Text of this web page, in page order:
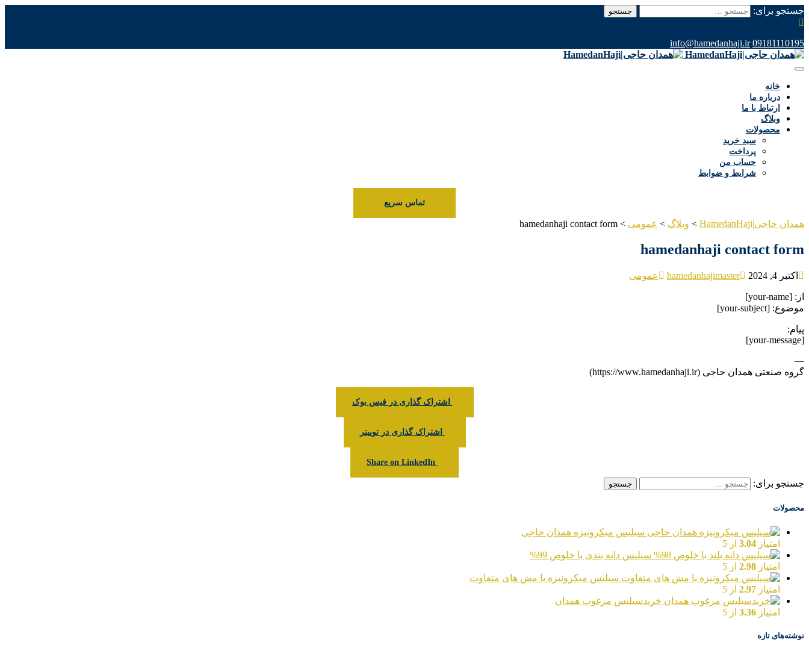
جستجو برای:
09181110195
info@hamedanhaji.ir
خانه
درباره ما
ارتباط با ما
وبلاگ
محصولات
سبد خرید
پرداخت
حساب من
شرایط و ضوابط
تماس سریع
همدان حاجی|HamedanHaji > وبلاگ > عمومی >
hamedanhaji contact form
hamedanhaji contact form
اکتبر 4, 2024 hamedanhajimaster عمومی
از: [your-name]
موضوع: [your-subject]
پیام:
[your-message]
—
گروه صنعتی همدان حاجی (https://www.hamedanhaji.ir)
اشتراک گذاری در فیس بوک
اشتراک گذاری در توییتر
جستجو برای:
محصولات
سیلیس میکرونیزه همدان حاجی
امتیاز 3.04 از 5
سیلیس دانه بندی با خلوص 99%
امتیاز 2.98 از 5
سیلیس میکرونیزه با مش های متفاوت
امتیاز 2.97 از 5
خریدسیلیس مرغوب همدان
امتیاز 3.36 از 5
نوشته‌های تازه